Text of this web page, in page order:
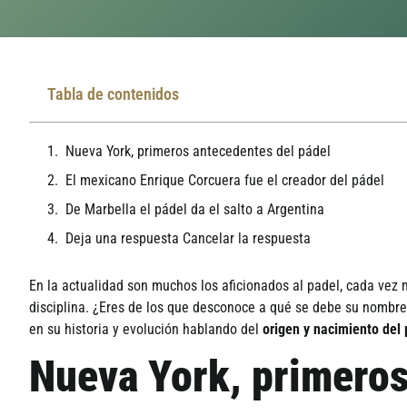
Tabla de contenidos
Nueva York, primeros antecedentes del pádel
El mexicano Enrique Corcuera fue el creador del pádel
De Marbella el pádel da el salto a Argentina
Deja una respuesta Cancelar la respuesta
En la actualidad son muchos los aficionados al padel, cada
disciplina. ¿Eres de los que desconoce a qué se debe su
en su historia y evolución hablando del origen y nacimiento del
Nueva York,